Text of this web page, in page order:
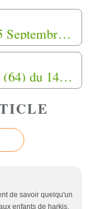
Tour de France, 14 juillet au 25 Septembre 2019, Marche de la fierté Harki (12)
Marche de Bias (47) à Biarritz (64) du 14 Août au 24 Août 2019 (Lettre à Emmanuel Macron).
de savoir quelqu'un
enfants de harkis.